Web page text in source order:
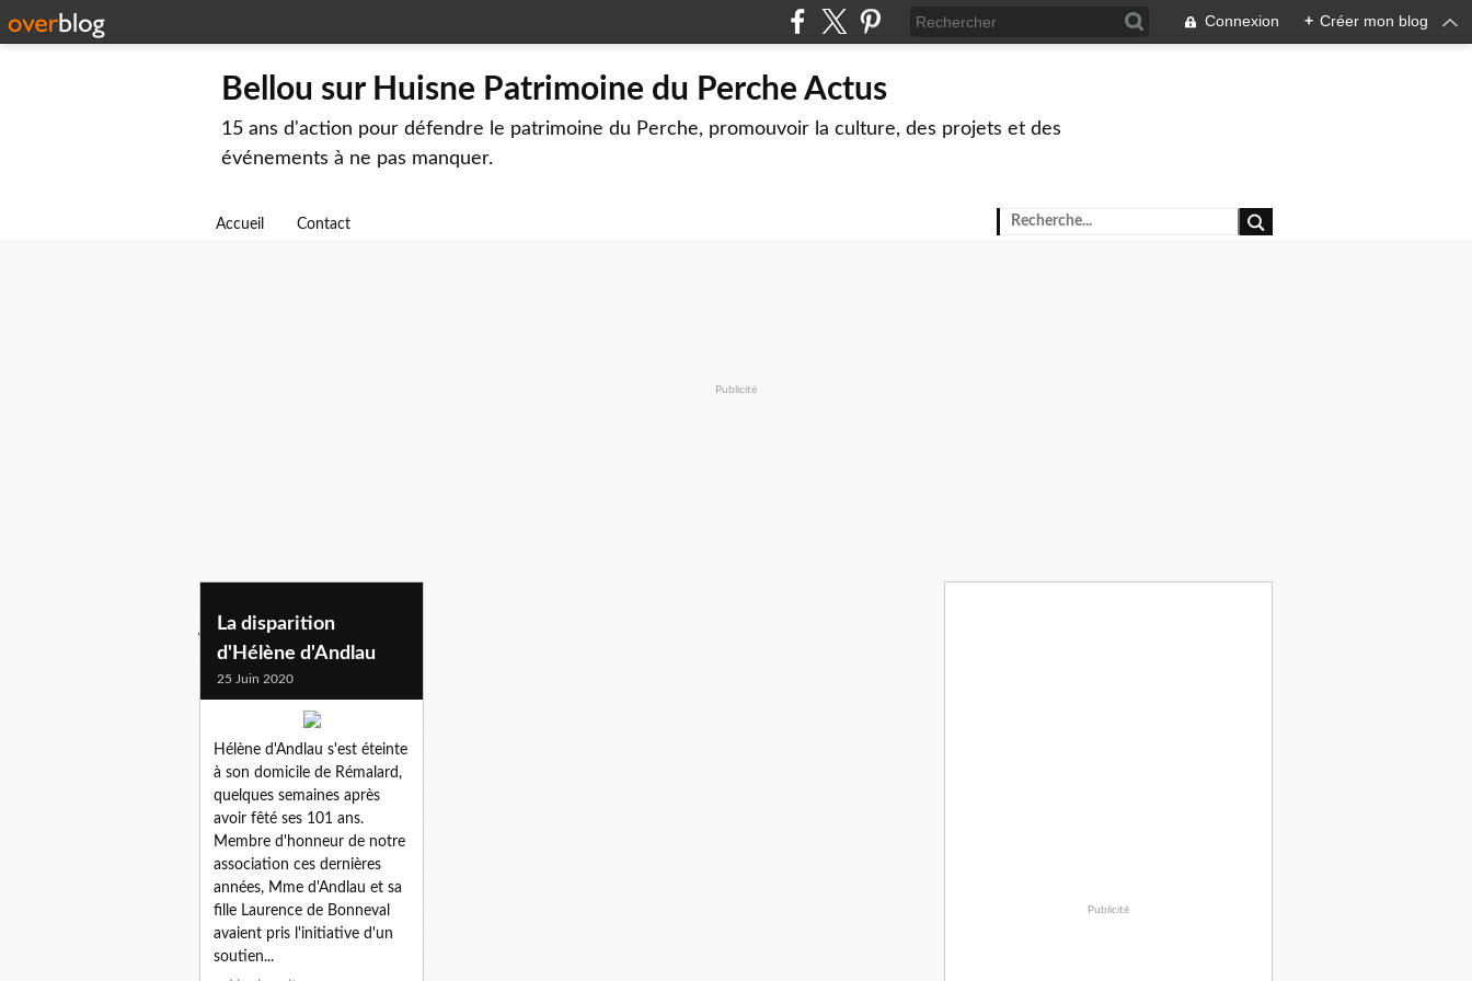
Connexion + Créer mon blog
Bellou sur Huisne Patrimoine du Perche Actus
15 ans d'action pour défendre le patrimoine du Perche, promouvoir la culture, des projets et des
événements à ne pas manquer.
Accueil Contact
Publicité
jardin remalard
La disparition
d'Hélène d'Andlau
25 Juin 2020
Hélène d'Andlau s'est éteinte
à son domicile de Rémalard,
quelques semaines après
avoir fêté ses 101 ans.
Membre d'honneur de notre
association ces dernières
années, Mme d'Andlau et sa
fille Laurence de Bonneval
avaient pris l'initiative d'un
soutien...
Publicité